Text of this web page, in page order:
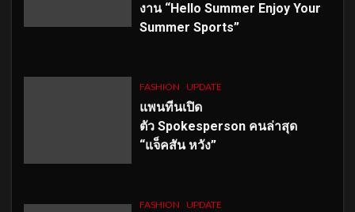
งาน “Hello Summer Enjoy Your
Summer Sports”
FASHION UPDATE
แพนทีนเปิด
ตัว Spokesperson คนล่าสุด
“แจ็คสัน หวัง”
FASHION UPDATE